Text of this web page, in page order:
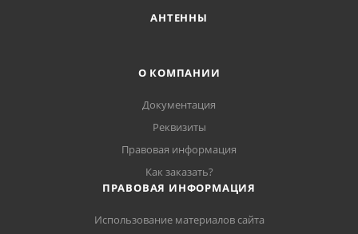
АНТЕННЫ
О КОМПАНИИ
Документация
Реквизиты
Правовая информация
Как заказать?
ПРАВОВАЯ ИНФОРМАЦИЯ
Использование материалов сайта